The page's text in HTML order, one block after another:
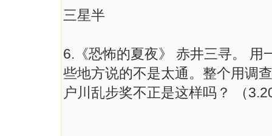
三星半
6.《恐怖的夏夜》 赤井三寻。 用
些地方说的不是太通。整个用调
户川乱步奖不正是这样吗？ （